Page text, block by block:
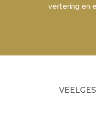
vertering en